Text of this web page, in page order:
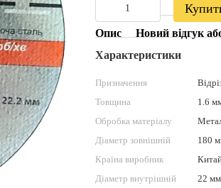
Опис
Новий відгук
Характеристики
Призначення
Товщина
1.6
Обробка матеріалу
Діаметр зовнішній
180
Країна виробник
Діаметр внутрішній
22 мм